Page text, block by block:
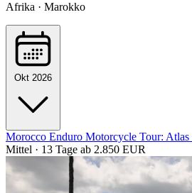
Afrika · Marokko
Okt 2026
Morocco Enduro Motorcycle Tour: Atlas
Mittel · 13 Tage ab 2.850 EUR